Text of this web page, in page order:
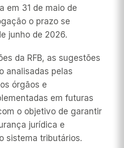
em 31 de maio de
o prazo se
junho de 2026.
da RFB, as sugestões
analisadas pelas
órgãos e
em futuras
o objetivo de garantir
jurídica e
sistema tributários.